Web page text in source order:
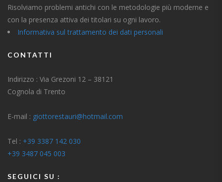
Risolviamo problemi antichi con le metodologie più moderne e
con la presenza attiva dei titolari su ogni lavoro.
Informativa sul trattamento dei dati personali
CONTATTI
Indirizzo : Via Grezoni 12 – 38121
Cognola di Trento
E-mail : giottorestauri@hotmail.com
Tel : +39 3387 142 030
+39 3487 045 003
SEGUICI SU :